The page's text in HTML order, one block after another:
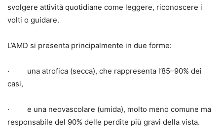
svolgere attività quotidiane come leggere, riconoscere i
volti o guidare.
L’AMD si presenta principalmente in due forme:
· una atrofica (secca), che rappresenta l’85–90% dei
casi,
· e una neovascolare (umida), molto meno comune ma
responsabile del 90% delle perdite più gravi della vista.